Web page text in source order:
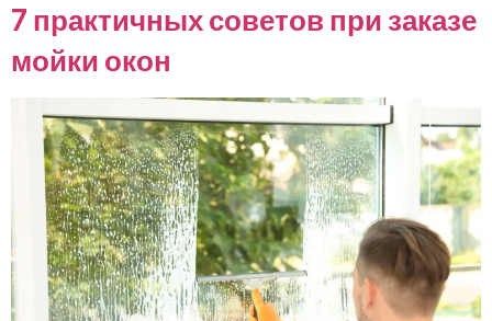
7 практичных советов при заказе
мойки окон